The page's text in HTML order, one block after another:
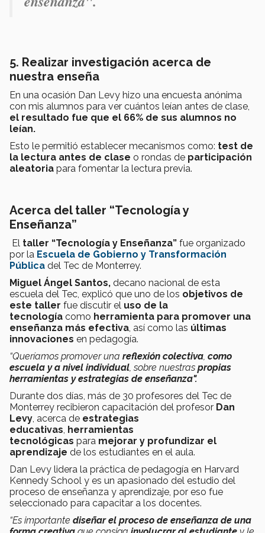
5. Realizar investigación acerca de
nuestra enseña
En una ocasión Dan Levy hizo una encuesta anónima
con mis alumnos para ver cuántos leían antes de clase,
el resultado fue que el 66% de sus alumnos no
leían.
Esto le permitió establecer mecanismos como: test de
la lectura antes de clase o rondas de participación
aleatoria para fomentar la lectura previa.
Acerca del taller “Tecnología y
Enseñanza”
El taller “Tecnología y Enseñanza” fue organizado
por la Escuela de Gobierno y Transformación
Pública del Tec de Monterrey.
Miguel Ángel Santos, decano nacional de esta
escuela del Tec, explicó que uno de los objetivos de
este taller fue discutir el uso de la
tecnología como herramienta para promover una
enseñanza más efectiva , así como las últimas
innovaciones en pedagogía.
“Queríamos promover una reflexión colectiva como
escuela y a nivel individual , sobre nuestras propias
herramientas y estrategias de enseñanza".
Durante dos días, más de 30 profesores del Tec de
Monterrey recibieron capacitación del profesor Dan
Levy , acerca de estrategias
educativas herramientas
tecnológicas para mejorar y profundizar el
aprendizaje de los estudiantes en el aula.
Dan Levy lidera la práctica de pedagogía en Harvard
Kennedy School y es un apasionado del estudio del
proceso de enseñanza y aprendizaje, por eso fue
seleccionado para capacitar a los docentes.
“Es importante diseñar el proceso de enseñanza de una